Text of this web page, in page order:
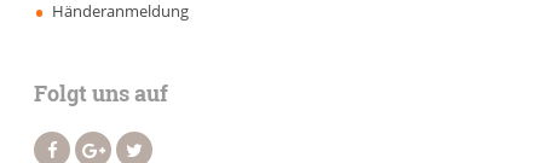
Händeranmeldung
Folgt uns auf